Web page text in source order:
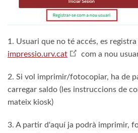
1. Usuari que no té accés, es
impressio.urv.cat
com a nou
2. Si vol imprimir/fotocopiar, ha de
carregar saldo (les instruccions de
mateix kiosk)
3. A partir d'aquí ja podrà imprimir,